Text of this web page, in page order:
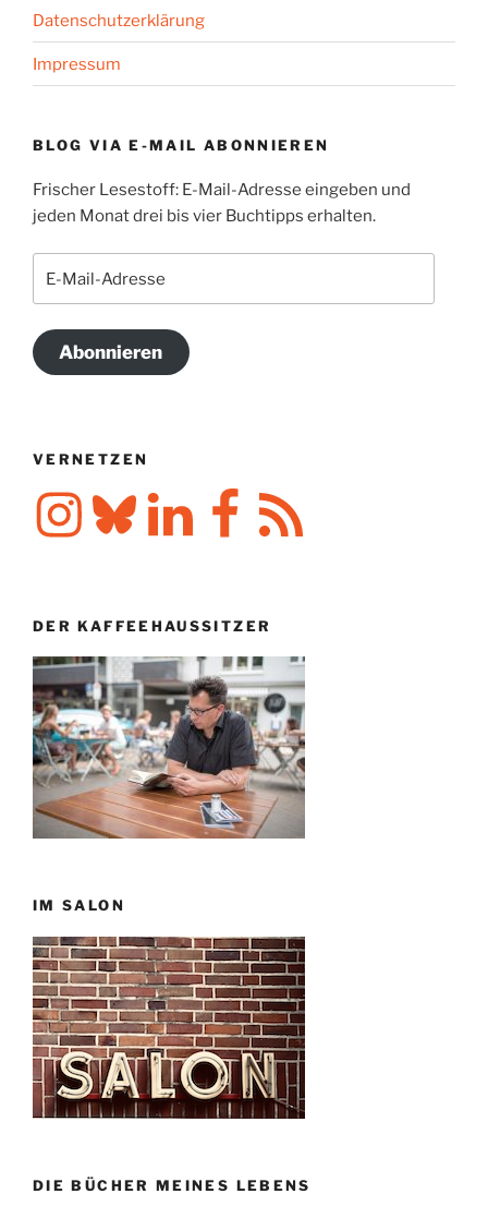
Datenschutzerklärung
Impressum
BLOG VIA E-MAIL ABONNIEREN
Frischer Lesestoff: E-Mail-Adresse eingeben und
jeden Monat drei bis vier Buchtipps erhalten.
Abonnieren
VERNETZEN
InstagramBlueskyLinkedIn FacebookRSS-
Feed
DER KAFFEEHAUSSITZER
IM SALON
DIE BÜCHER MEINES LEBENS